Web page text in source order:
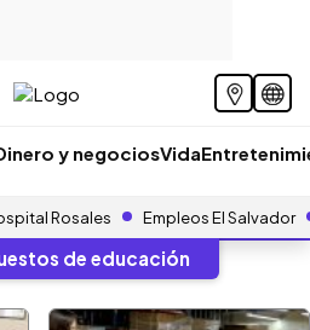
y negociosVida
Rosales Empleos El Salvador
de educación